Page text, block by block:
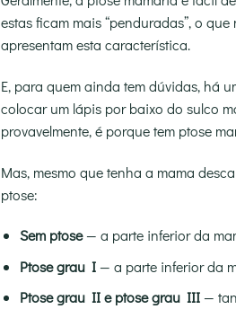
estas ficam mais “penduradas”, o
apresentam esta característica.
E, para quem ainda tem dúvidas, há
colocar um lápis por baixo do sulco
provavelmente, é porque tem ptose
Mas, mesmo que tenha a mama
ptose:
Sem ptose— a parte inferior da
Ptose grau I— a parte inferior da
Ptose grau II e ptose grau III—